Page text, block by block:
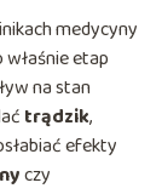
medycyny
etap
na stan
trądzik,
efekty
czy